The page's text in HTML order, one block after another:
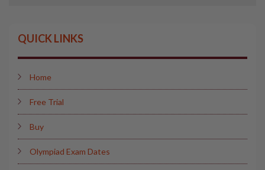
QUICK LINKS
Home
Free Trial
Buy
Olympiad Exam Dates